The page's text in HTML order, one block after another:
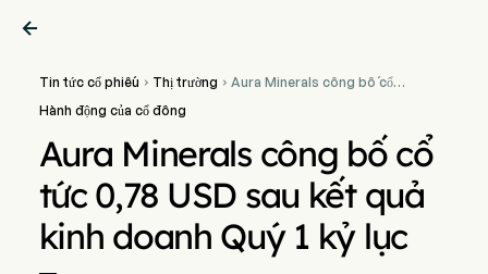

Tin tức cổ phiếu  Thị trường  Aura Minerals công bố cổ
Hành động của cổ đông
Aura Minerals công bố cổ
tức 0,78 USD sau kết quả
kinh doanh Quý 1 kỷ lục